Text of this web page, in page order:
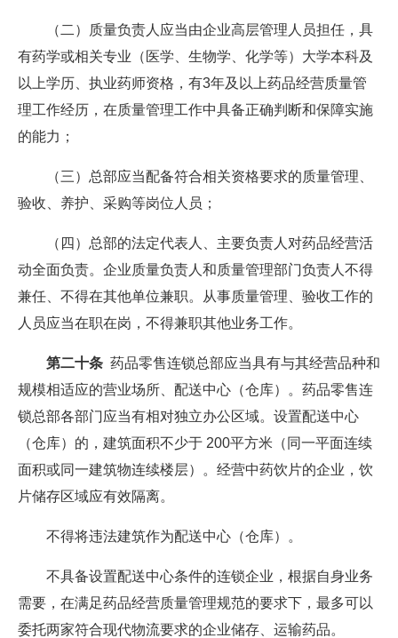
（二）质量负责人应当由企业高层管理人员担任，具
有药学或相关专业（医学、生物学、化学等）大学本科及
以上学历、执业药师资格，有3年及以上药品经营质量管
理工作经历，在质量管理工作中具备正确判断和保障实施
的能力；
（三）总部应当配备符合相关资格要求的质量管理、
验收、养护、采购等岗位人员；
（四）总部的法定代表人、主要负责人对药品经营活
动全面负责。企业质量负责人和质量管理部门负责人不得
兼任、不得在其他单位兼职。从事质量管理、验收工作的
人员应当在职在岗，不得兼职其他业务工作。
第二十条 药品零售连锁总部应当具有与其经营品种和
规模相适应的营业场所、配送中心（仓库）。药品零售连
锁总部各部门应当有相对独立办公区域。设置配送中心
（仓库）的，建筑面积不少于 200平方米（同一平面连续
面积或同一建筑物连续楼层）。经营中药饮片的企业，饮
片储存区域应有效隔离。
不得将违法建筑作为配送中心（仓库）。
不具备设置配送中心条件的连锁企业，根据自身业务
需要，在满足药品经营质量管理规范的要求下，最多可以
委托两家符合现代物流要求的企业储存、运输药品。